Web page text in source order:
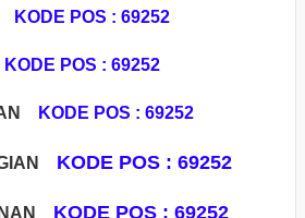
KODE POS : 69252
KODE POS : 69252
KODE POS : 69252
KODE POS : 69252
KODE POS : 69252